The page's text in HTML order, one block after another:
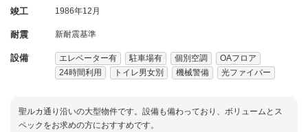
竣工 1986年12月
耐震 新耐震基準
設備 エレベーター有 駐車場有 個別空調
OAフロア
24時間利用
トイレ男女別 機械警備 光ファイバー
聖ルカ通り沿いの大型物件です。設備も備わっており、ボリュームとス
ペックをお求めの方におすすめです。